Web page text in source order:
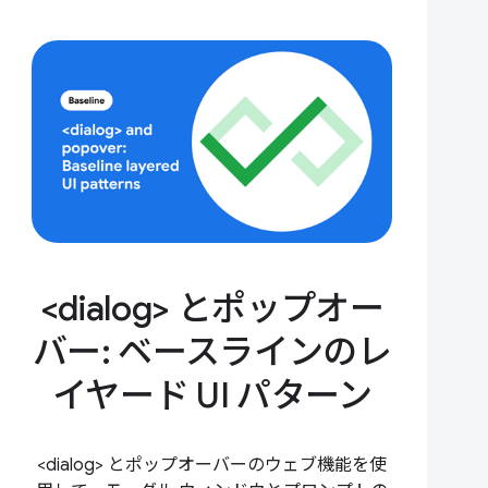
<dialog> とポップオー
バー: ベースラインのレ
イヤード UI パターン
<dialog> とポップオーバーのウェブ機能を使